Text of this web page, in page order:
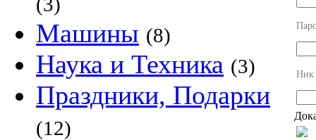
Машины (8)
Наука и Техника (3)
Праздники, Подарки
(12)
Ник